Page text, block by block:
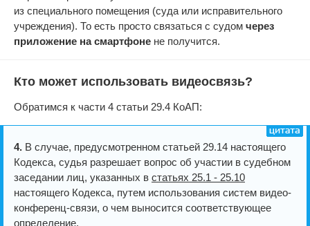
из специального помещения (суда или исправительного
учреждения). То есть просто связаться с судом через
приложение на смартфоне не получится.
Кто может использовать видеосвязь?
Обратимся к части 4 статьи 29.4 КоАП:
4. В случае, предусмотренном статьей 29.14 настоящего
Кодекса, судья разрешает вопрос об участии в судебном
заседании лиц, указанных в статьях 25.1 - 25.10
настоящего Кодекса, путем использования систем видео-
конференц-связи, о чем выносится соответствующее
определение.